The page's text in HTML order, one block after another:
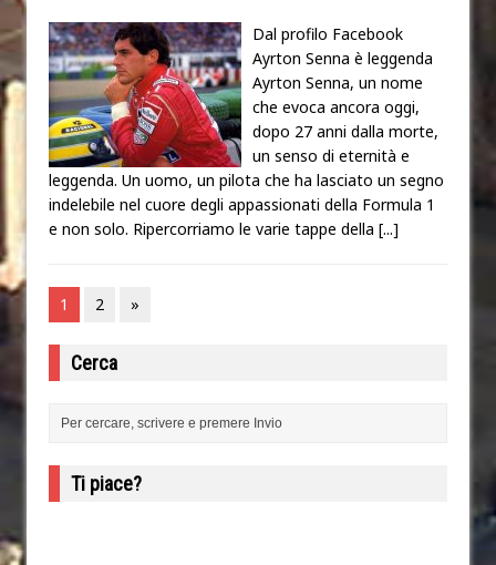
Dal profilo Facebook
Ayrton Senna è leggenda
Ayrton Senna, un nome
che evoca ancora oggi,
dopo 27 anni dalla morte,
un senso di eternità e
leggenda. Un uomo, un pilota che ha lasciato un segno
indelebile nel cuore degli appassionati della Formula 1
e non solo. Ripercorriamo le varie tappe della [...]
1 2 »
Cerca
Ti piace?